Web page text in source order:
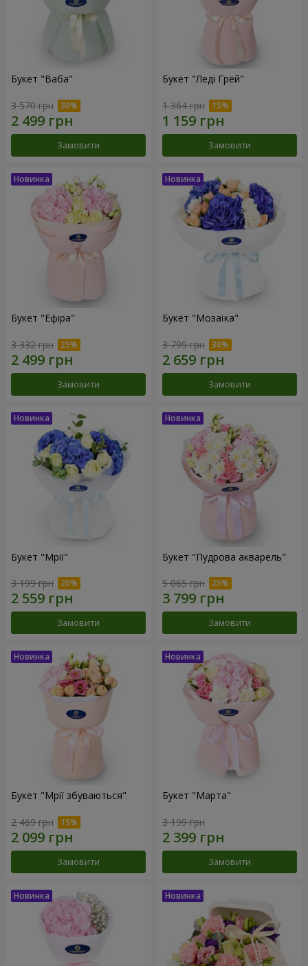
Букет "Ваба"
3 570 грн
Замовити
Букет "Леді Грей"
1 364 грн
Замовити
Букет "Ефіра"
3 332 грн
Замовити
Букет "Мозаїка"
3 799 грн
Замовити
Букет "Мрії"
3 199 грн
Замовити
Букет "Пудрова акварель"
5 065 грн
Замовити
Букет "Мрії збуваються"
2 469 грн
Замовити
Букет "Марта"
3 199 грн
Замовити